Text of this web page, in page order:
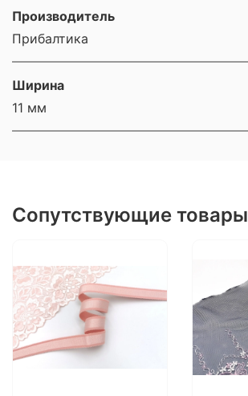
Производитель
Прибалтика
Ширина
11 мм
Сопутствующие товары